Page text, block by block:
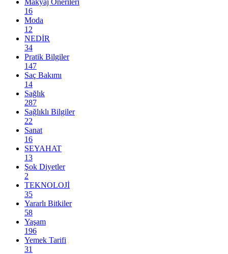
Makyaj Önerileri
16
Moda
12
NEDİR
34
Pratik Bilgiler
147
Saç Bakımı
14
Sağlık
287
Sağlıklı Bilgiler
22
Sanat
16
SEYAHAT
13
Şok Diyetler
2
TEKNOLOJİ
35
Yararlı Bitkiler
58
Yaşam
196
Yemek Tarifi
31